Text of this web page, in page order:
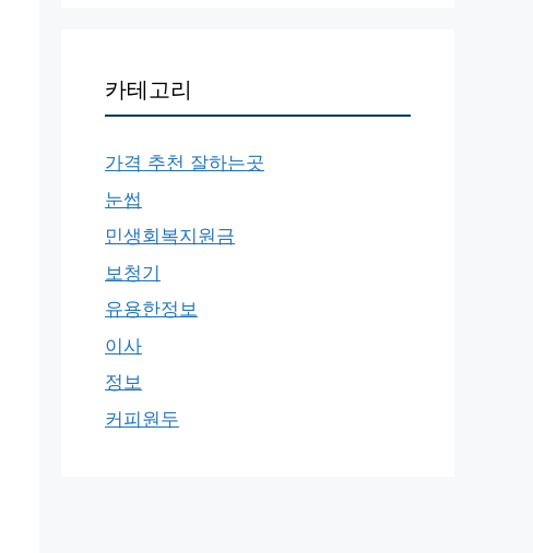
카테고리
가격 추천 잘하는곳
눈썹
민생회복지원금
보청기
유용한정보
이사
정보
커피원두